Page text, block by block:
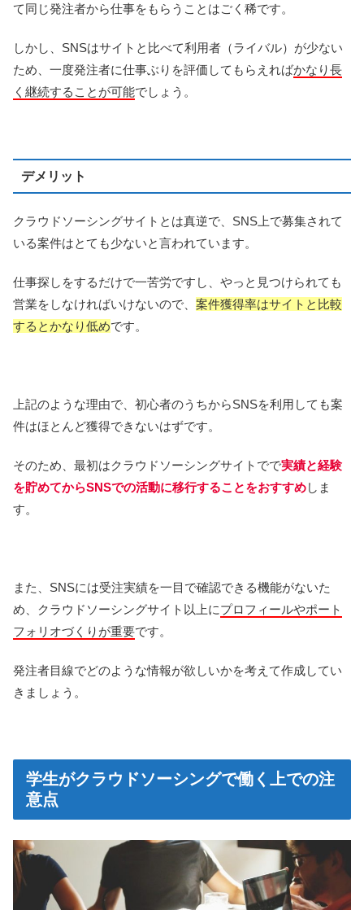
て同じ発注者から仕事をもらうことはごく稀です。
しかし、SNSはサイトと比べて利用者（ライバル）が少ない
ため、一度発注者に仕事ぶりを評価してもらえればかなり長
く継続することが可能でしょう。
デメリット
クラウドソーシングサイトとは真逆で、SNS上で募集されて
いる案件はとても少ないと言われています。
仕事探しをするだけで一苦労ですし、やっと見つけられても
営業をしなければいけないので、 案件獲得率はサイトと比較
するとかなり低めです。
上記のような理由で、初心者のうちからSNSを利用しても案
件はほとんど獲得できないはずです。
そのため、最初はクラウドソーシングサイトでで実績と経験
を貯めてからSNSでの活動に移行することをおすすめしま
す。
また、SNSには受注実績を一目で確認できる機能がないた
め、クラウドソーシングサイト以上にプロフィールやポート
フォリオづくりが重要です。
発注者目線でどのような情報が欲しいかを考えて作成してい
きましょう。
学生がクラウドソーシングで働く上での注
意点